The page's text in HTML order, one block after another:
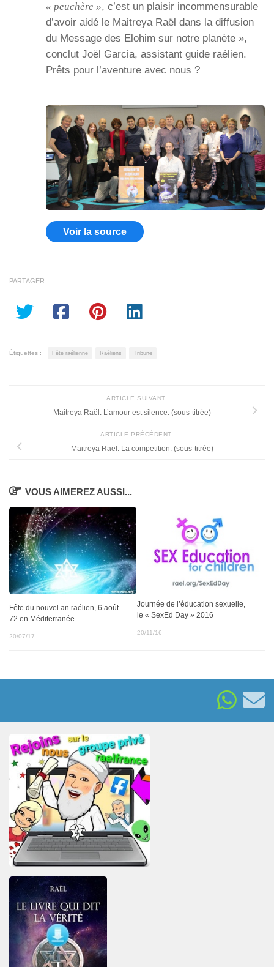
« peuchère », c’est un plaisir incommensurable
d’avoir aidé le Maitreya Raël dans la diffusion
du Message des Elohim sur notre planète »,
conclut Joël Garcia, assistant guide raélien.
Prêts pour l’aventure avec nous ?
Voir la source
PARTAGER
Étiquettes : Fête raélienne Raéliens Tribune
ARTICLE SUIVANT
Maitreya Raël: L’amour est silence. (sous-titrée)
ARTICLE PRÉCÉDENT
Maitreya Raël: La competition. (sous-titrée)
VOUS AIMEREZ AUSSI...
Fête du nouvel an raélien, 6 août
72 en Méditerranée
20/07/17
Journée de l’éducation sexuelle,
le « SexEd Day » 2016
20/11/16